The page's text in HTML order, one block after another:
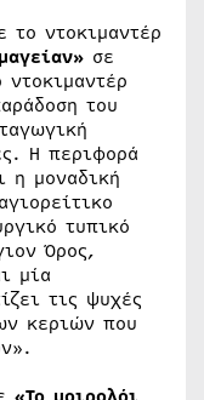
το ντοκιμαντέρ
σε
ντοκιμαντέρ
του
Η περιφορά
η μοναδική
τυπικό
Όρος,
μία
τις ψυχές
κεριών που